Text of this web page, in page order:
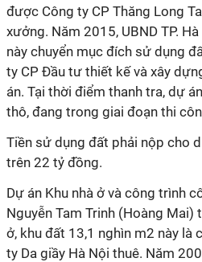
được Công ty CP Thăng Long
xưởng. Năm 2015, UBND TP.
này chuyển mục đích sử dụng
ty CP Đầu tư thiết kế và xây
án. Tại thời điểm thanh tra, dự
thô, đang trong giai đoạn thi
Tiền sử dụng đất phải nộp cho
trên 22 tỷ đồng.
Dự án Khu nhà ở và công trình
Nguyễn Tam Trinh (Hoàng
ở, khu đất 13,1 nghìn m2 này là
ty Da giầy Hà Nội thuê. Năm